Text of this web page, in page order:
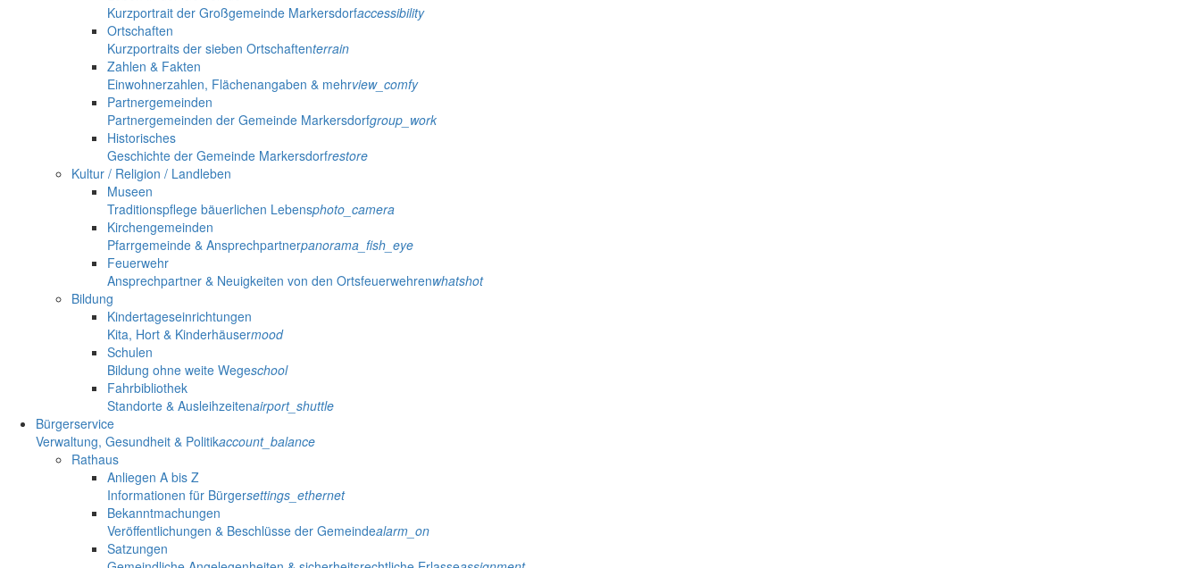
Kurzportrait der Großgemeinde Markersdorfaccessibility
Ortschaften
Kurzportraits der sieben Ortschaftenterrain
Zahlen & Fakten
Einwohnerzahlen, Flächenangaben & mehrview_comfy
Partnergemeinden
Partnergemeinden der Gemeinde Markersdorfgroup_work
Historisches
Geschichte der Gemeinde Markersdorfrestore
Kultur / Religion / Landleben
Museen
Traditionspflege bäuerlichen Lebensphoto_camera
Kirchengemeinden
Pfarrgemeinde & Ansprechpartnerpanorama_fish_eye
Feuerwehr
Ansprechpartner & Neuigkeiten von den Ortsfeuerwehrenwhatshot
Bildung
Kindertageseinrichtungen
Kita, Hort & Kinderhäusermood
Schulen
Bildung ohne weite Wegeschool
Fahrbibliothek
Standorte & Ausleihzeitenairport_shuttle
Bürgerservice
Verwaltung, Gesundheit & Politikaccount_balance
Rathaus
Anliegen A bis Z
Informationen für Bürgersettings_ethernet
Bekanntmachungen
Veröffentlichungen & Beschlüsse der Gemeindealarm_on
Satzungen